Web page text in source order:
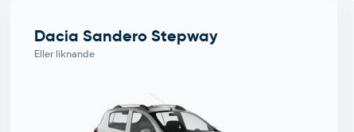
Dacia Sandero Stepway
Eller liknande